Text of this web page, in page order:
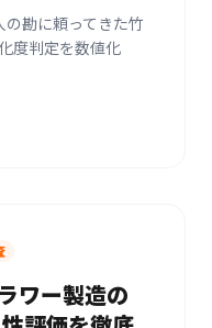
勘に頼ってきた竹
度判定を数値化
ワー製造の